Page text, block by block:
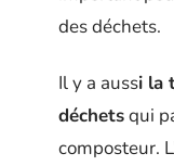
des déchets.
Il y a aussi la
déchetsqui
composteur.